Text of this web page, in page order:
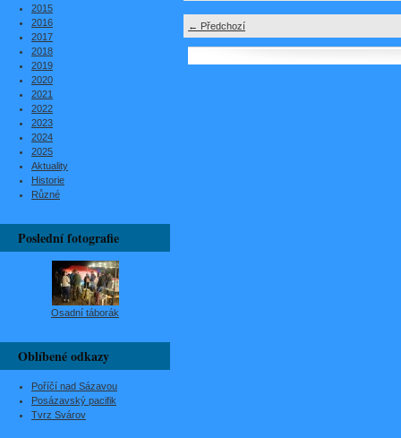
← Předchozí
2015
2016
2017
2018
2019
2020
2021
2022
2023
2024
2025
Aktuality
Historie
Různé
Poslední fotografie
Osadní táborák
Oblíbené odkazy
Poříčí nad Sázavou
Posázavský pacifik
Tvrz Svárov